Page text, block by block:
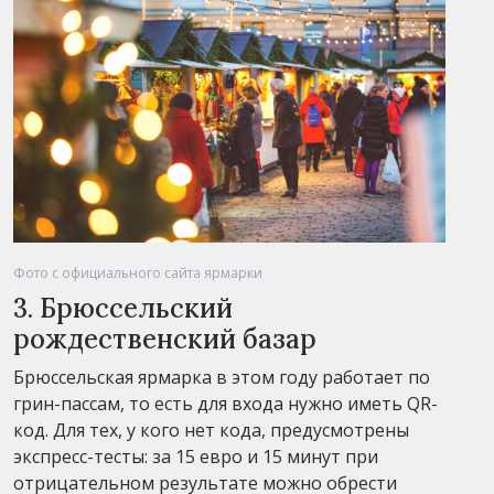
Фото с официального сайта ярмарки
3. Брюссельский
рождественский базар
Брюссельская ярмарка в этом году работает по
грин-пасcам, то есть для входа нужно иметь QR-
код. Для тех, у кого нет кода, предусмотрены
экспресс-тесты: за 15 евро и 15 минут при
отрицательном результате можно обрести